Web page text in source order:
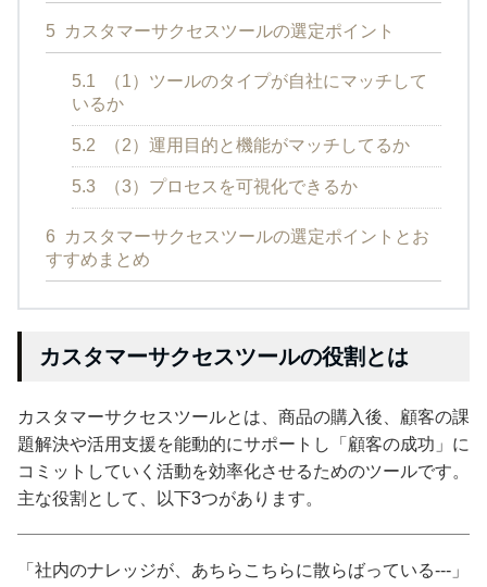
5 カスタマーサクセスツールの選定ポイント
5.1
（1）ツールのタイプが自社にマッチして
いるか
5.2 （2）運用目的と機能がマッチしてるか
5.3 （3）プロセスを可視化できるか
6
カスタマーサクセスツールの選定ポイントとお
すすめまとめ
カスタマーサクセスツールの役割とは
カスタマーサクセスツールとは、商品の購入後、顧客の課
題解決や活用支援を能動的にサポートし「顧客の成功」に
コミットしていく活動を効率化させるためのツールです。
主な役割として、以下3つがあります。
「社内のナレッジが、あちらこちらに散らばっている---」